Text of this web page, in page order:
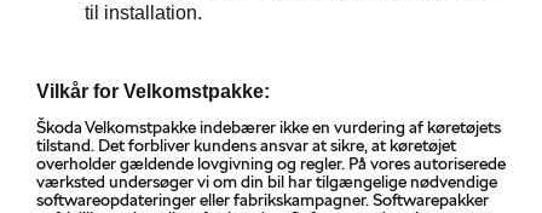
til installation.
Vilkår for Velkomstpakke:
Škoda Velkomstpakke indebærer ikke en vurdering af køretøjets
tilstand. Det forbliver kundens ansvar at sikre, at køretøjet
overholder gældende lovgivning og regler. På vores autoriserede
værksted undersøger vi om din bil har tilgængelige nødvendige
softwareopdateringer eller fabrikskampagner. Softwarepakker